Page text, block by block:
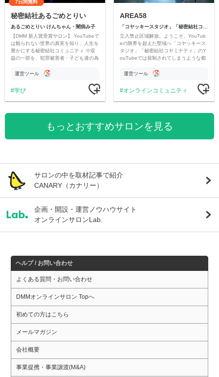
7日間無料
秘密結社あるごめとりい
あるごめとりい けんちゃん・闇病み子
【DMM 新人賞受賞サロン】 YouTubeで
は観られない世界の真実を知り、人生を
豊かにする秘密結社コミュニティ ※収
益の一部を、犯罪被害者・子ども達の為
す運営ツール
学び
AREA58
立入禁止区域解放。ようこそ、YouTub
eの限界を超えた聖域へ「コヤッキース
タジオ」「秘密結社コヤミナティ」のY
ouTubeでは規制されてしまうような都
公開。
運営ツール
オンラインコミュニティ
もっとおすすめサロンを見る
サロンの中を取材記事で紹介
CANARY（カナリー）
企画・開設・運営ノウハウサイト
オンラインサロンLab.
ヘルプ / お問い合わせ
よくある質問・お問い合わせ
DMMオンラインサロン Topへ
初めての方はこちら
メールマガジン
会社概要
事業提携・事業譲渡(M&A)